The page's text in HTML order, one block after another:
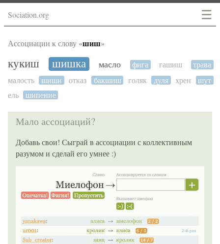
☰
Sociation.org
Ассоциации к слову «шиш»
кукиш шишка масло фига гашиш
трава
малость
шиши отказ бакшиш голяк дуля хрен
шут
ель
шипение
Мало ассоциаций?
Добавь свои! Сыграй в ассоциации с коллективным
разумом и сделай его умнее :)